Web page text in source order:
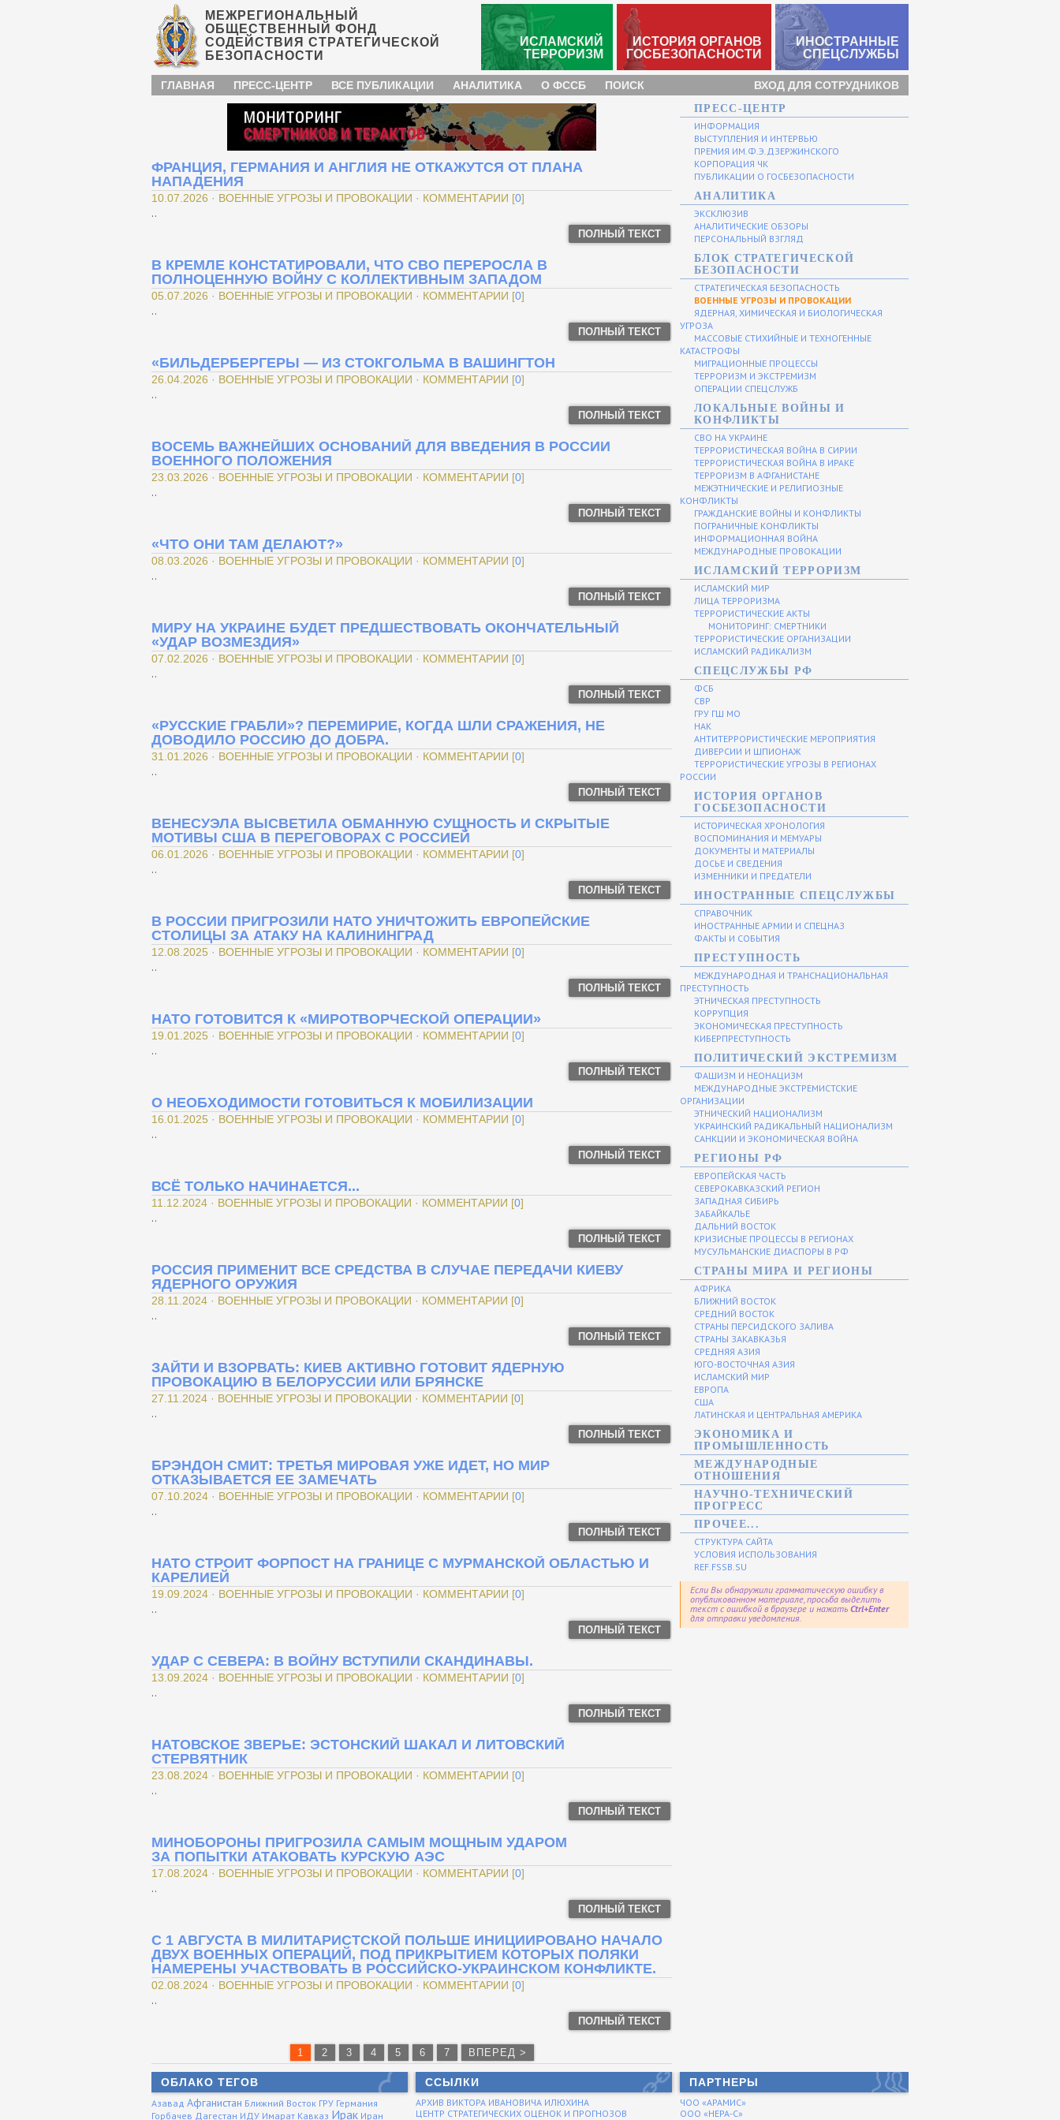
МЕЖРЕГИОНАЛЬНЫЙ
ОБЩЕСТВЕННЫЙ ФОНД
СОДЕЙСТВИЯ СТРАТЕГИЧЕСКОЙ
БЕЗОПАСНОСТИ
ИСЛАМСКИЙ
ТЕРРОРИЗМ
ИСТОРИЯ ОРГАНОВ
ГОСБЕЗОПАСНОСТИ
ИНОСТРАННЫЕ
СПЕЦСЛУЖБЫ
ГЛАВНАЯ ПРЕСС-ЦЕНТР ВСЕ ПУБЛИКАЦИИ АНАЛИТИКА О ФССБ ПОИСК ВХОД ДЛЯ СОТРУДНИКОВ
ФРАНЦИЯ, ГЕРМАНИЯ И АНГЛИЯ НЕ ОТКАЖУТСЯ ОТ ПЛАНА
НАПАДЕНИЯ
10.07.2026 · ВОЕННЫЕ УГРОЗЫ И ПРОВОКАЦИИ · КОММЕНТАРИИ [0]
..
ПОЛНЫЙ ТЕКСТ
В КРЕМЛЕ КОНСТАТИРОВАЛИ, ЧТО СВО ПЕРЕРОСЛА В
ПОЛНОЦЕННУЮ ВОЙНУ С КОЛЛЕКТИВНЫМ ЗАПАДОМ
05.07.2026 · ВОЕННЫЕ УГРОЗЫ И ПРОВОКАЦИИ · КОММЕНТАРИИ [0]
..
ПОЛНЫЙ ТЕКСТ
«БИЛЬДЕРБЕРГЕРЫ — ИЗ СТОКГОЛЬМА В ВАШИНГТОН
26.04.2026 · ВОЕННЫЕ УГРОЗЫ И ПРОВОКАЦИИ · КОММЕНТАРИИ [0]
..
ПОЛНЫЙ ТЕКСТ
ВОСЕМЬ ВАЖНЕЙШИХ ОСНОВАНИЙ ДЛЯ ВВЕДЕНИЯ В РОССИИ
ВОЕННОГО ПОЛОЖЕНИЯ
23.03.2026 · ВОЕННЫЕ УГРОЗЫ И ПРОВОКАЦИИ · КОММЕНТАРИИ [0]
..
ПОЛНЫЙ ТЕКСТ
«ЧТО ОНИ ТАМ ДЕЛАЮТ?»
08.03.2026 · ВОЕННЫЕ УГРОЗЫ И ПРОВОКАЦИИ · КОММЕНТАРИИ [0]
..
ПОЛНЫЙ ТЕКСТ
МИРУ НА УКРАИНЕ БУДЕТ ПРЕДШЕСТВОВАТЬ ОКОНЧАТЕЛЬНЫЙ
«УДАР ВОЗМЕЗДИЯ»
07.02.2026 · ВОЕННЫЕ УГРОЗЫ И ПРОВОКАЦИИ · КОММЕНТАРИИ [0]
..
ПОЛНЫЙ ТЕКСТ
«РУССКИЕ ГРАБЛИ»? ПЕРЕМИРИЕ, КОГДА ШЛИ СРАЖЕНИЯ, НЕ
ДОВОДИЛО РОССИЮ ДО ДОБРА.
31.01.2026 · ВОЕННЫЕ УГРОЗЫ И ПРОВОКАЦИИ · КОММЕНТАРИИ [0]
..
ПОЛНЫЙ ТЕКСТ
ВЕНЕСУЭЛА ВЫСВЕТИЛА ОБМАННУЮ СУЩНОСТЬ И СКРЫТЫЕ
МОТИВЫ США В ПЕРЕГОВОРАХ С РОССИЕЙ
06.01.2026 · ВОЕННЫЕ УГРОЗЫ И ПРОВОКАЦИИ · КОММЕНТАРИИ [0]
..
ПОЛНЫЙ ТЕКСТ
В РОССИИ ПРИГРОЗИЛИ НАТО УНИЧТОЖИТЬ ЕВРОПЕЙСКИЕ
СТОЛИЦЫ ЗА АТАКУ НА КАЛИНИНГРАД
12.08.2025 · ВОЕННЫЕ УГРОЗЫ И ПРОВОКАЦИИ · КОММЕНТАРИИ [0]
..
ПОЛНЫЙ ТЕКСТ
НАТО ГОТОВИТСЯ К «МИРОТВОРЧЕСКОЙ ОПЕРАЦИИ»
19.01.2025 · ВОЕННЫЕ УГРОЗЫ И ПРОВОКАЦИИ · КОММЕНТАРИИ [0]
..
ПОЛНЫЙ ТЕКСТ
О НЕОБХОДИМОСТИ ГОТОВИТЬСЯ К МОБИЛИЗАЦИИ
16.01.2025 · ВОЕННЫЕ УГРОЗЫ И ПРОВОКАЦИИ · КОММЕНТАРИИ [0]
..
ПОЛНЫЙ ТЕКСТ
ВСЁ ТОЛЬКО НАЧИНАЕТСЯ...
11.12.2024 · ВОЕННЫЕ УГРОЗЫ И ПРОВОКАЦИИ · КОММЕНТАРИИ [0]
..
ПОЛНЫЙ ТЕКСТ
РОССИЯ ПРИМЕНИТ ВСЕ СРЕДСТВА В СЛУЧАЕ ПЕРЕДАЧИ КИЕВУ
ЯДЕРНОГО ОРУЖИЯ
28.11.2024 · ВОЕННЫЕ УГРОЗЫ И ПРОВОКАЦИИ · КОММЕНТАРИИ [0]
..
ПОЛНЫЙ ТЕКСТ
ЗАЙТИ И ВЗОРВАТЬ: КИЕВ АКТИВНО ГОТОВИТ ЯДЕРНУЮ
ПРОВОКАЦИЮ В БЕЛОРУССИИ ИЛИ БРЯНСКЕ
27.11.2024 · ВОЕННЫЕ УГРОЗЫ И ПРОВОКАЦИИ · КОММЕНТАРИИ [0]
..
ПОЛНЫЙ ТЕКСТ
БРЭНДОН СМИТ: ТРЕТЬЯ МИРОВАЯ УЖЕ ИДЕТ, НО МИР
ОТКАЗЫВАЕТСЯ ЕЕ ЗАМЕЧАТЬ
07.10.2024 · ВОЕННЫЕ УГРОЗЫ И ПРОВОКАЦИИ · КОММЕНТАРИИ [0]
..
ПОЛНЫЙ ТЕКСТ
НАТО СТРОИТ ФОРПОСТ НА ГРАНИЦЕ С МУРМАНСКОЙ ОБЛАСТЬЮ И
КАРЕЛИЕЙ
19.09.2024 · ВОЕННЫЕ УГРОЗЫ И ПРОВОКАЦИИ · КОММЕНТАРИИ [0]
..
ПОЛНЫЙ ТЕКСТ
УДАР С СЕВЕРА: В ВОЙНУ ВСТУПИЛИ СКАНДИНАВЫ.
13.09.2024 · ВОЕННЫЕ УГРОЗЫ И ПРОВОКАЦИИ · КОММЕНТАРИИ [0]
..
ПОЛНЫЙ ТЕКСТ
НАТОВСКОЕ ЗВЕРЬЕ: ЭСТОНСКИЙ ШАКАЛ И ЛИТОВСКИЙ
СТЕРВЯТНИК
23.08.2024 · ВОЕННЫЕ УГРОЗЫ И ПРОВОКАЦИИ · КОММЕНТАРИИ [0]
..
ПОЛНЫЙ ТЕКСТ
МИНОБОРОНЫ ПРИГРОЗИЛА САМЫМ МОЩНЫМ УДАРОМ
ЗА ПОПЫТКИ АТАКОВАТЬ КУРСКУЮ АЭС
17.08.2024 · ВОЕННЫЕ УГРОЗЫ И ПРОВОКАЦИИ · КОММЕНТАРИИ [0]
..
ПОЛНЫЙ ТЕКСТ
С 1 АВГУСТА В МИЛИТАРИСТСКОЙ ПОЛЬШЕ ИНИЦИИРОВАНО НАЧАЛО
ДВУХ ВОЕННЫХ ОПЕРАЦИЙ, ПОД ПРИКРЫТИЕМ КОТОРЫХ ПОЛЯКИ
НАМЕРЕНЫ УЧАСТВОВАТЬ В РОССИЙСКО-УКРАИНСКОМ КОНФЛИКТЕ.
02.08.2024 · ВОЕННЫЕ УГРОЗЫ И ПРОВОКАЦИИ · КОММЕНТАРИИ [0]
..
ПОЛНЫЙ ТЕКСТ
1 2 3 4 5 6 7 ВПЕРЕД >
ПРЕСС-ЦЕНТР
ИНФОРМАЦИЯ
ВЫСТУПЛЕНИЯ И ИНТЕРВЬЮ
ПРЕМИЯ ИМ.Ф.Э.ДЗЕРЖИНСКОГО
КОРПОРАЦИЯ ЧК
ПУБЛИКАЦИИ О ГОСБЕЗОПАСНОСТИ
АНАЛИТИКА
ЭКСКЛЮЗИВ
АНАЛИТИЧЕСКИЕ ОБЗОРЫ
ПЕРСОНАЛЬНЫЙ ВЗГЛЯД
БЛОК СТРАТЕГИЧЕСКОЙ
БЕЗОПАСНОСТИ
СТРАТЕГИЧЕСКАЯ БЕЗОПАСНОСТЬ
ВОЕННЫЕ УГРОЗЫ И ПРОВОКАЦИИ
ЯДЕРНАЯ, ХИМИЧЕСКАЯ И БИОЛОГИЧЕСКАЯ
УГРОЗА
МАССОВЫЕ СТИХИЙНЫЕ И ТЕХНОГЕННЫЕ
КАТАСТРОФЫ
МИГРАЦИОННЫЕ ПРОЦЕССЫ
ТЕРРОРИЗМ И ЭКСТРЕМИЗМ
ОПЕРАЦИИ СПЕЦСЛУЖБ
ЛОКАЛЬНЫЕ ВОЙНЫ И
КОНФЛИКТЫ
СВО НА УКРАИНЕ
ТЕРРОРИСТИЧЕСКАЯ ВОЙНА В СИРИИ
ТЕРРОРИСТИЧЕСКАЯ ВОЙНА В ИРАКЕ
ТЕРРОРИЗМ В АФГАНИСТАНЕ
МЕЖЭТНИЧЕСКИЕ И РЕЛИГИОЗНЫЕ
КОНФЛИКТЫ
ГРАЖДАНСКИЕ ВОЙНЫ И КОНФЛИКТЫ
ПОГРАНИЧНЫЕ КОНФЛИКТЫ
ИНФОРМАЦИОННАЯ ВОЙНА
МЕЖДУНАРОДНЫЕ ПРОВОКАЦИИ
ИСЛАМСКИЙ ТЕРРОРИЗМ
ИСЛАМСКИЙ МИР
ЛИЦА ТЕРРОРИЗМА
ТЕРРОРИСТИЧЕСКИЕ АКТЫ
МОНИТОРИНГ: СМЕРТНИКИ
ТЕРРОРИСТИЧЕСКИЕ ОРГАНИЗАЦИИ
ИСЛАМСКИЙ РАДИКАЛИЗМ
СПЕЦСЛУЖБЫ РФ
ФСБ
СВР
ГРУ ГШ МО
НАК
АНТИТЕРРОРИСТИЧЕСКИЕ МЕРОПРИЯТИЯ
ДИВЕРСИИ И ШПИОНАЖ
ТЕРРОРИСТИЧЕСКИЕ УГРОЗЫ В РЕГИОНАХ
РОССИИ
ИСТОРИЯ ОРГАНОВ
ГОСБЕЗОПАСНОСТИ
ИСТОРИЧЕСКАЯ ХРОНОЛОГИЯ
ВОСПОМИНАНИЯ И МЕМУАРЫ
ДОКУМЕНТЫ И МАТЕРИАЛЫ
ДОСЬЕ И СВЕДЕНИЯ
ИЗМЕННИКИ И ПРЕДАТЕЛИ
ИНОСТРАННЫЕ СПЕЦСЛУЖБЫ
СПРАВОЧНИК
ИНОСТРАННЫЕ АРМИИ И СПЕЦНАЗ
ФАКТЫ И СОБЫТИЯ
ПРЕСТУПНОСТЬ
МЕЖДУНАРОДНАЯ И ТРАНСНАЦИОНАЛЬНАЯ
ПРЕСТУПНОСТЬ
ЭТНИЧЕСКАЯ ПРЕСТУПНОСТЬ
КОРРУПЦИЯ
ЭКОНОМИЧЕСКАЯ ПРЕСТУПНОСТЬ
КИБЕРПРЕСТУПНОСТЬ
ПОЛИТИЧЕСКИЙ ЭКСТРЕМИЗМ
ФАШИЗМ И НЕОНАЦИЗМ
МЕЖДУНАРОДНЫЕ ЭКСТРЕМИСТСКИЕ
ОРГАНИЗАЦИИ
ЭТНИЧЕСКИЙ НАЦИОНАЛИЗМ
УКРАИНСКИЙ РАДИКАЛЬНЫЙ НАЦИОНАЛИЗМ
САНКЦИИ И ЭКОНОМИЧЕСКАЯ ВОЙНА
РЕГИОНЫ РФ
ЕВРОПЕЙСКАЯ ЧАСТЬ
СЕВЕРОКАВКАЗСКИЙ РЕГИОН
ЗАПАДНАЯ СИБИРЬ
ЗАБАЙКАЛЬЕ
ДАЛЬНИЙ ВОСТОК
КРИЗИСНЫЕ ПРОЦЕССЫ В РЕГИОНАХ
МУСУЛЬМАНСКИЕ ДИАСПОРЫ В РФ
СТРАНЫ МИРА И РЕГИОНЫ
АФРИКА
БЛИЖНИЙ ВОСТОК
СРЕДНИЙ ВОСТОК
СТРАНЫ ПЕРСИДСКОГО ЗАЛИВА
СТРАНЫ ЗАКАВКАЗЬЯ
СРЕДНЯЯ АЗИЯ
ЮГО-ВОСТОЧНАЯ АЗИЯ
ИСЛАМСКИЙ МИР
ЕВРОПА
США
ЛАТИНСКАЯ И ЦЕНТРАЛЬНАЯ АМЕРИКА
ЭКОНОМИКА И
ПРОМЫШЛЕННОСТЬ
МЕЖДУНАРОДНЫЕ
ОТНОШЕНИЯ
НАУЧНО-ТЕХНИЧЕСКИЙ
ПРОГРЕСС
ПРОЧЕЕ...
СТРУКТУРА САЙТА
УСЛОВИЯ ИСПОЛЬЗОВАНИЯ
REF.FSSB.SU
Если Вы обнаружили грамматическую ошибку в
опубликованном материале, просьба выделить
текст с ошибкой в браузере и нажать Ctrl+Enter
для отправки уведомления.
ОБЛАКО ТЕГОВ
Азавад Афганистан Ближний Восток ГРУ Германия
Горбачев Дагестан ИДУ Имарат Кавказ Ирак Иран
ССЫЛКИ
АРХИВ ВИКТОРА ИВАНОВИЧА ИЛЮХИНА
ЦЕНТР СТРАТЕГИЧЕСКИХ ОЦЕНОК И ПРОГНОЗОВ
ПАРТНЕРЫ
ЧОО «АРАМИС»
ООО «НЕРА-С»